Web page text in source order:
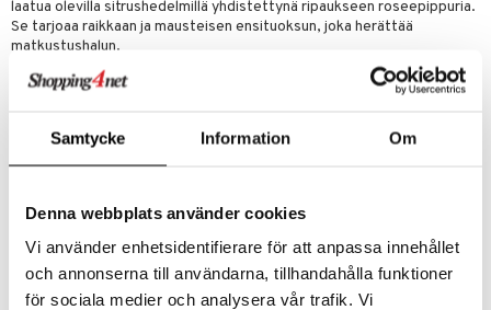
Samtycke Information Om
Denna webbplats använder cookies
Vi använder enhetsidentifierare för att anpassa innehållet
och annonserna till användarna, tillhandahålla funktioner
för sociala medier och analysera vår trafik. Vi
laatua olevilla sitrushedelmillä yhdistettynä ripaukseen roseepippuria.
Se tarjoaa raikkaan ja mausteisen ensituoksun, joka herättää
matkustushalun.
Merellinen akordi tarjoaa tuoksun sykkivän sydämen yhdessä
syvänsinisten akvaattisten nuottien kanssa, jotka ovat syntyneen
joka vie meidät alppimaisemiin mukanaan ripaus merituulta. Nämä
Viimeinen kohdattava tuoksu vie meidät Intialaiselle Sulawesin
saarelle ja kohtaamme pohjanuotin, jota määrittää tuoksun rakenne,
Montblacin ylellisesti tuottama patsuli. Tässä patsulissa valo ja
puhtaus yhdistyvät mestarillisella tavalla puunsävyihin, jotka antavat
tuoksulle runsaan pohjasävyn yhdistettynä nahan nuottiin.